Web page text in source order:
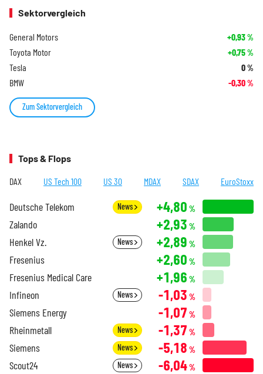
Sektorvergleich
General Motors +0,93%
Toyota Motor +0,75%
Tesla 0%
BMW -0,30%
Zum Sektorvergleich
Tops & Flops
DAX US Tech 100 US 30 MDAX SDAX EuroStoxx
Deutsche Telekom News +4,80 %
Zalando +2,93 %
Henkel Vz. News +2,89 %
Fresenius +2,60 %
Fresenius Medical Care +1,96 %
Infineon News -1,03 %
Siemens Energy -1,07 %
Rheinmetall News -1,37 %
Siemens News -5,18 %
Scout24 News -6,04%